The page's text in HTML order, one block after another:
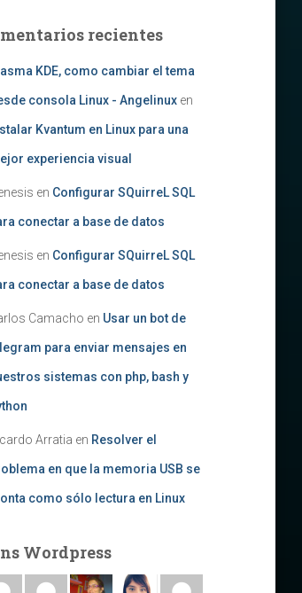
recientes
KDE, como cambiar el tema
consola Linux - Angelinuxen
Kvantum en Linux para una
experiencia visual
en Configurar SQuirreL SQL
conectar a base de datos
en Configurar SQuirreL SQL
conectar a base de datos
Camacho en Usar un bot de
para enviar mensajes en
sistemas con php, bash y
Arratia en Resolver el
en que la memoria USB se
como sólo lectura en Linux
Wordpress